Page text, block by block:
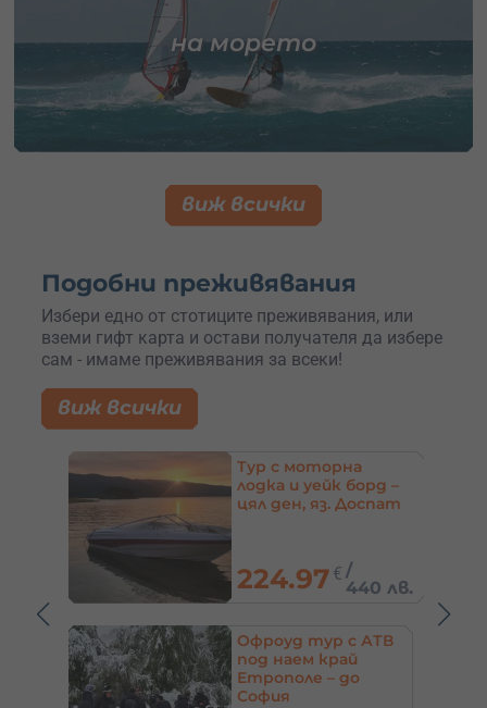
на морето
виж всички
Подобни преживявания
Избери едно от стотиците преживявания, или
вземи гифт карта и остави получателя да избере
сам - имаме преживявания за всеки!
виж всички
Тур с моторна
лодка и уейк борд –
цял ден, яз. Доспат
224.97 € /
440 лв.
Офроуд тур с АТВ
под наем край
Етрополе – до
София